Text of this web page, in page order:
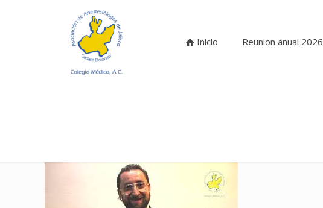
Inicio Reunion anual 2026